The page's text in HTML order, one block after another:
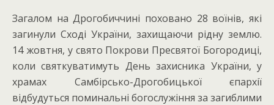
Загалом на Дрогобиччині поховано 28 воїнів, які
загинули Сході України, захищаючи рідну землю.
14 жовтня, у свято Покрови Пресвятої Богородиці,
коли святкуватимуть День захисника України, у
храмах Самбірсько-Дрогобицької єпархії
відбудуться поминальні богослужіння за загиблими